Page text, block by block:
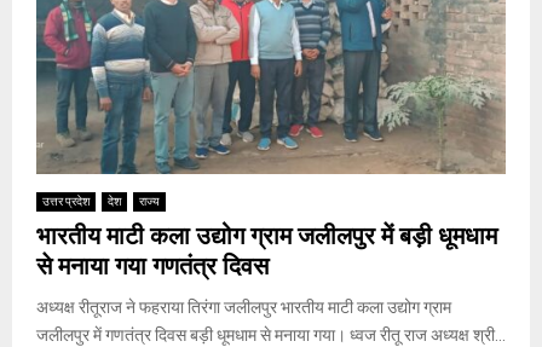
उत्तर प्रदेश देश राज्य
भारतीय माटी कला उद्योग ग्राम जलीलपुर में बड़ी धूमधाम
से मनाया गया गणतंत्र दिवस
अध्यक्ष रीतूराज ने फहराया तिरंगा जलीलपुर भारतीय माटी कला उद्योग ग्राम
जलीलपुर में गणतंत्र दिवस बड़ी धूमधाम से मनाया गया। ध्वज रीतू राज अध्यक्ष श्री...